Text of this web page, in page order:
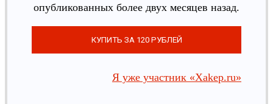
опубликованных более двух месяцев назад.
Я уже участник «Xakep.ru»